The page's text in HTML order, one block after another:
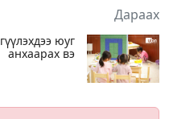
Дараах
юуг
анхаарах вэ